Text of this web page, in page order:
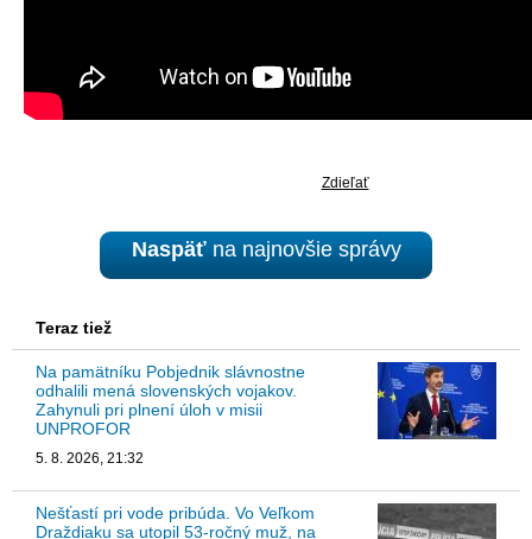
Zdieľať
Naspäťna najnovšie správy
Teraz tiež
Na pamätníku Pobjednik slávnostne
odhalili mená slovenských vojakov.
Zahynuli pri plnení úloh v misii
UNPROFOR
5. 8. 2026, 21:32
Nešťastí pri vode pribúda. Vo Veľkom
Draždiaku sa utopil 53-ročný muž, na